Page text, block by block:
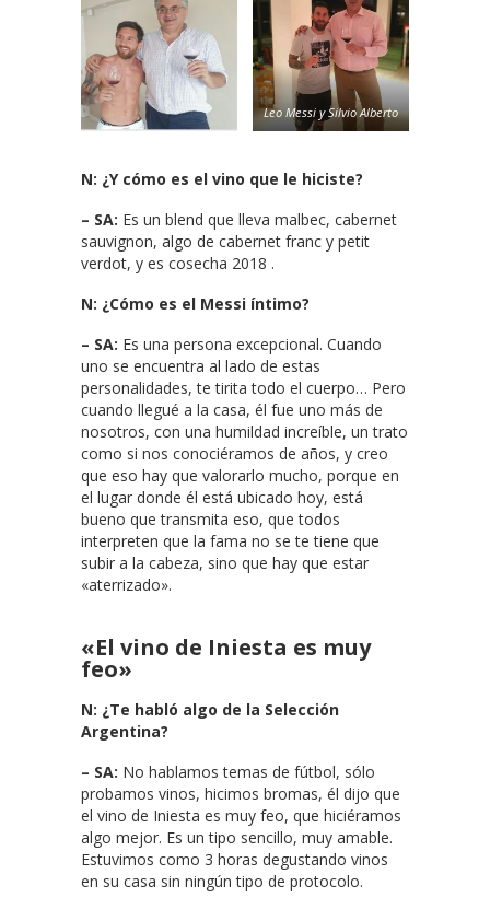
Leo Messi y Silvio Alberto
N: ¿Y cómo es el vino que le hiciste?
– SA: Es un blend que lleva malbec, cabernet
sauvignon, algo de cabernet franc y petit
verdot, y es cosecha 2018 .
N: ¿Cómo es el Messi íntimo?
– SA: Es una persona excepcional. Cuando
uno se encuentra al lado de estas
personalidades, te tirita todo el cuerpo… Pero
cuando llegué a la casa, él fue uno más de
nosotros, con una humildad increíble, un trato
como si nos conociéramos de años, y creo
que eso hay que valorarlo mucho, porque en
el lugar donde él está ubicado hoy, está
bueno que transmita eso, que todos
interpreten que la fama no se te tiene que
subir a la cabeza, sino que hay que estar
«aterrizado».
«El vino de Iniesta es muy
feo»
N: ¿Te habló algo de la Selección
Argentina?
– SA: No hablamos temas de fútbol, sólo
probamos vinos, hicimos bromas, él dijo que
el vino de Iniesta es muy feo, que hiciéramos
algo mejor. Es un tipo sencillo, muy amable.
Estuvimos como 3 horas degustando vinos
en su casa sin ningún tipo de protocolo.